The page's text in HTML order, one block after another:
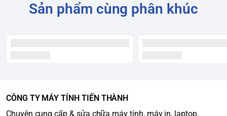
Sản phẩm cùng phân khúc
CÔNG TY MÁY TÍNH TIẾN THÀNH
Chuyên cung cấp & sửa chữa máy tính, máy in, laptop,